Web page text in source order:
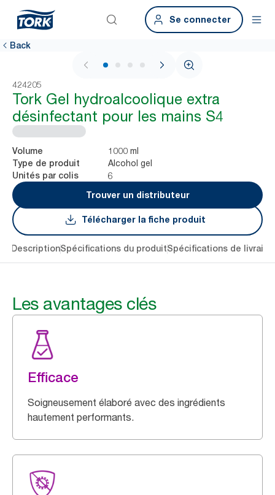
Se connecter
Back
1 / 4
424205
Tork Gel hydroalcoolique extra
désinfectant pour les mains S4
Volume 1000 ml
Type de produit Alcohol gel
Unités par colis
6
Trouver un distributeur
Télécharger la fiche produit
DescriptionSpécifications du produitSpécifications de
Les avantages clés
Efficace
Soigneusement élaboré avec des ingrédients
hautement performants.